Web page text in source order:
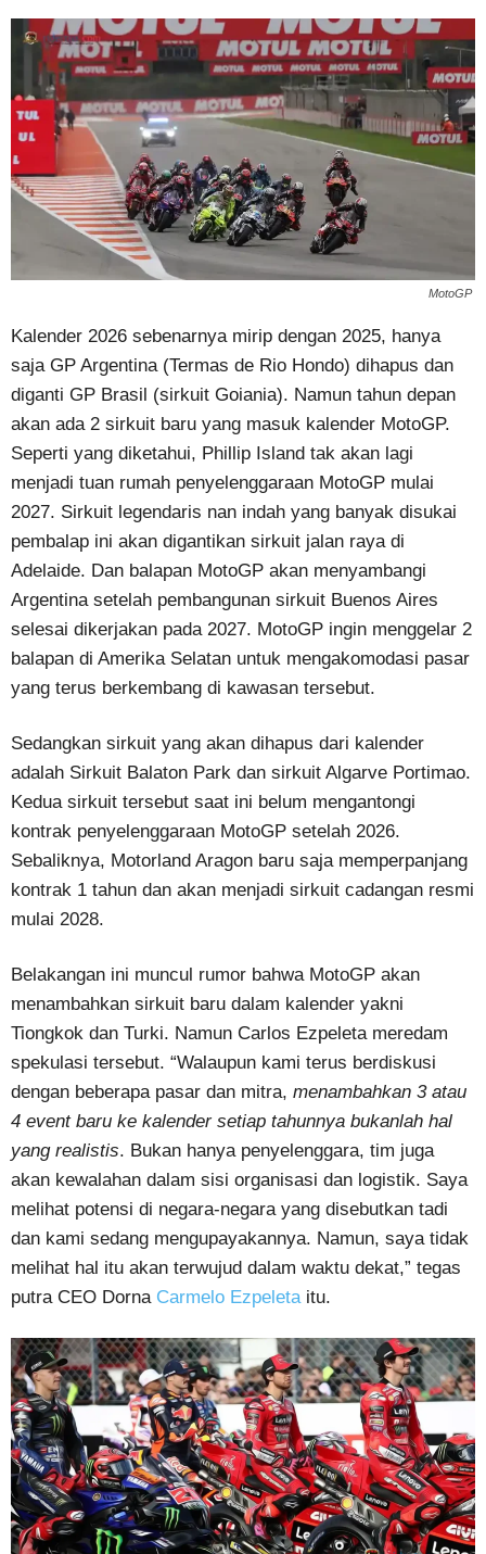
MotoGP
Kalender 2026 sebenarnya mirip dengan 2025, hanya
saja GP Argentina (Termas de Rio Hondo) dihapus dan
diganti GP Brasil (sirkuit Goiania). Namun tahun depan
akan ada 2 sirkuit baru yang masuk kalender MotoGP.
Seperti yang diketahui, Phillip Island tak akan lagi
menjadi tuan rumah penyelenggaraan MotoGP mulai
2027. Sirkuit legendaris nan indah yang banyak disukai
pembalap ini akan digantikan sirkuit jalan raya di
Adelaide. Dan balapan MotoGP akan menyambangi
Argentina setelah pembangunan sirkuit Buenos Aires
selesai dikerjakan pada 2027. MotoGP ingin menggelar 2
balapan di Amerika Selatan untuk mengakomodasi pasar
yang terus berkembang di kawasan tersebut.
Sedangkan sirkuit yang akan dihapus dari kalender
adalah Sirkuit Balaton Park dan sirkuit Algarve Portimao.
Kedua sirkuit tersebut saat ini belum mengantongi
kontrak penyelenggaraan MotoGP setelah 2026.
Sebaliknya, Motorland Aragon baru saja memperpanjang
kontrak 1 tahun dan akan menjadi sirkuit cadangan resmi
mulai 2028.
Belakangan ini muncul rumor bahwa MotoGP akan
menambahkan sirkuit baru dalam kalender yakni
Tiongkok dan Turki. Namun Carlos Ezpeleta meredam
spekulasi tersebut. “Walaupun kami terus berdiskusi
dengan beberapa pasar dan mitra, menambahkan 3 atau
4 event baru ke kalender setiap tahunnya bukanlah hal
yang realistis. Bukan hanya penyelenggara, tim juga
akan kewalahan dalam sisi organisasi dan logistik. Saya
melihat potensi di negara-negara yang disebutkan tadi
dan kami sedang mengupayakannya. Namun, saya tidak
melihat hal itu akan terwujud dalam waktu dekat,” tegas
putra CEO Dorna Carmelo Ezpeleta itu.